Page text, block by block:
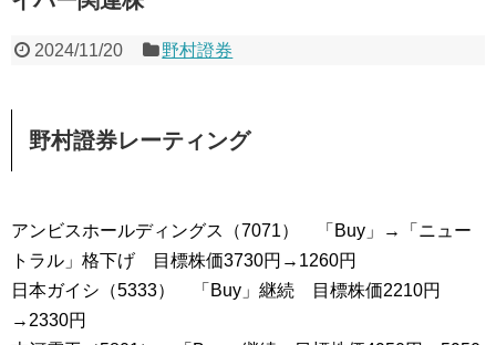
2024/11/20 野村證券
野村證券レーティング
アンビスホールディングス（7071） 「Buy」→「ニュー
トラル」格下げ 目標株価3730円→1260円
日本ガイシ（5333） 「Buy」継続 目標株価2210円
→2330円